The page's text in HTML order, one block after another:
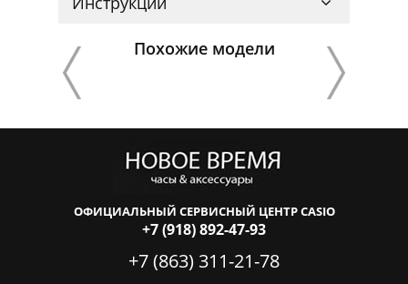
Похожие модели
ОФИЦИАЛЬНЫЙ СЕРВИСНЫЙ ЦЕНТР CASIO
+7 (918) 892-47-93
+7 (863) 311-21-78